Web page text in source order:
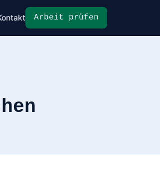
Arbeit prüfen